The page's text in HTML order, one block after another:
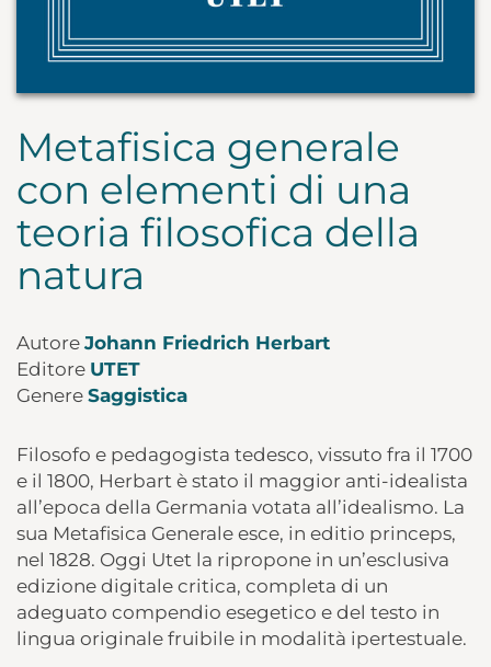
Metafisica generale
con elementi di una
teoria filosofica della
natura
Autore Johann Friedrich Herbart
Editore UTET
Genere Saggistica
Filosofo e pedagogista tedesco, vissuto fra il 1700
e il 1800, Herbart è stato il maggior anti-idealista
all’epoca della Germania votata all’idealismo. La
sua Metafisica Generale esce, in editio princeps,
nel 1828. Oggi Utet la ripropone in un’esclusiva
edizione digitale critica, completa di un
adeguato compendio esegetico e del testo in
lingua originale fruibile in modalità ipertestuale.